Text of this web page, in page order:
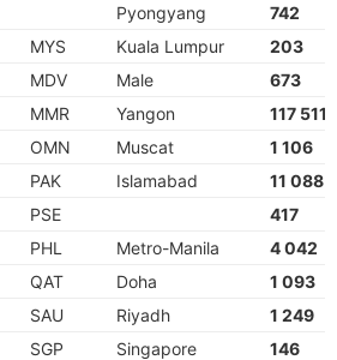
Pyongyang
742
MYS Kuala Lumpur
203
MDV Male
673
MMR Yangon
117 511
OMN Muscat
1 106
PAK Islamabad
11 088
PSE
417
PHL Metro-Manila
4 042
QAT Doha
1 093
SAU Riyadh
1 249
SGP Singapore
146